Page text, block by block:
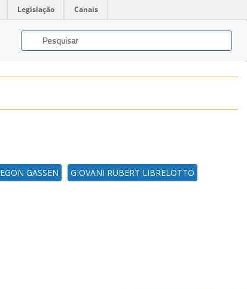
Legislação Canais
GASSEN GIOVANI RUBERT LIBRELOTTO